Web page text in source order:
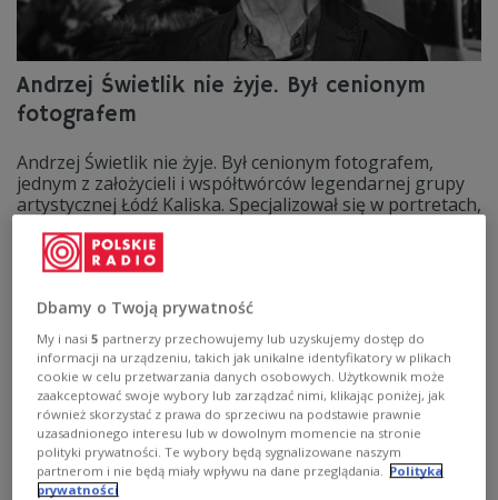
Andrzej Świetlik nie żyje. Był cenionym
fotografem
Andrzej Świetlik nie żyje. Był cenionym fotografem,
jednym z założycieli i współtwórców legendarnej grupy
artystycznej Łódź Kaliska. Specjalizował się w portretach,
akademicki. Miał 74 lata.
Zobacz więcej na temat:
Dbamy o Twoją prywatność
My i nasi5 partnerzy przechowujemy lub uzyskujemy dostęp do
informacji na urządzeniu, takich jak unikalne identyfikatory w plikach
cookie w celu przetwarzania danych osobowych. Użytkownik może
zaakceptować swoje wybory lub zarządzać nimi, klikając poniżej, jak
również skorzystać z prawa do sprzeciwu na podstawie prawnie
uzasadnionego interesu lub w dowolnym momencie na stronie
polityki prywatności. Te wybory będą sygnalizowane naszym
partnerom i nie będą miały wpływu na dane przeglądania. Polityka
prywatności